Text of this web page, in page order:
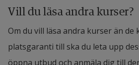
Vill du läsa andra kurser?
Om du vill läsa andra kurser än de
platsgaranti till ska du leta upp
öppna utbud och anmäla dig till